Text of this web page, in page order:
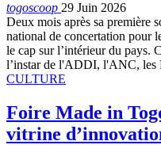
togoscoop 29 Juin 2026
Deux mois après sa première
national de concertation pour
le cap sur l’intérieur du pays.
l’instar de l'ADDI, l'ANC,
CULTURE
Foire Made in
vitrine